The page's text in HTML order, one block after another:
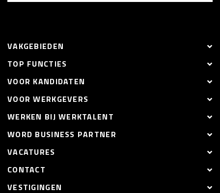
VAKGEBIEDEN
TOP FUNCTIES
VOOR KANDIDATEN
VOOR WERKGEVERS
WERKEN BIJ WERKTALENT
WORD BUSINESS PARTNER
VACATURES
CONTACT
VESTIGINGEN